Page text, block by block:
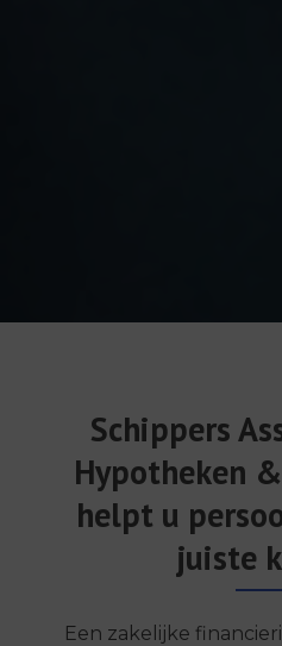
Schippers
Hypotheken
helpt u
juiste
Een zakelijke